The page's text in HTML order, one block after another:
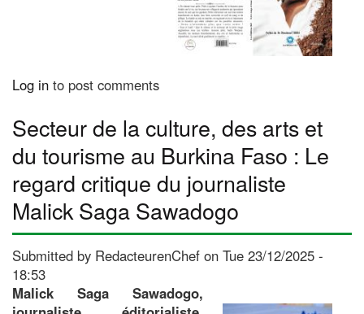
"
n’explique
pas
la
violence.
Je
la
montre
dans
ses
effets
concrets
Log in to post comments
Secteur de la culture, des arts et
du tourisme au Burkina Faso : Le
regard critique du journaliste
Malick Saga Sawadogo
Submitted by RedacteurenChef on Tue 23/12/2025 -
18:53
Malick Saga Sawadogo,